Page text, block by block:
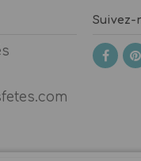
Suivez-